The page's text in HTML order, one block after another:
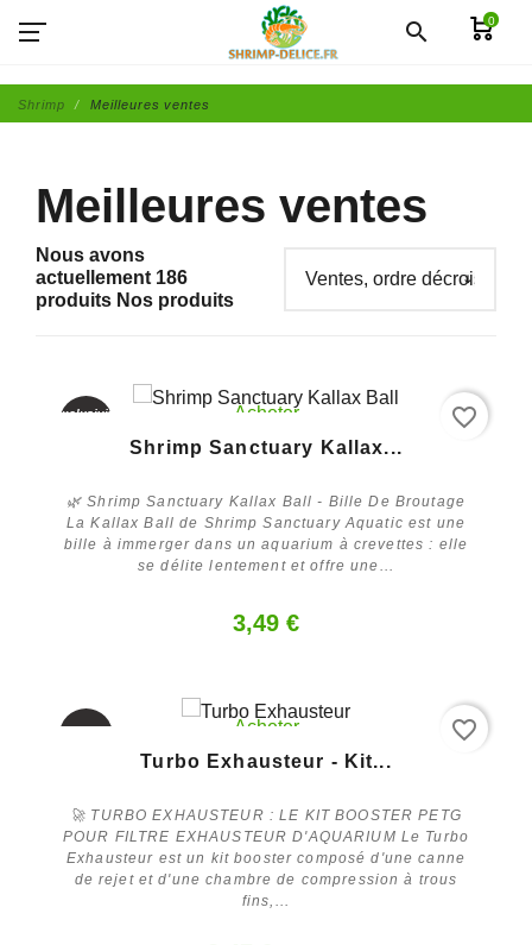
search 0
Shrimp Meilleures ventes
Meilleures ventes
Nous avons
actuellement 186
produits Nos produits
Acheter
Exclusivité
Shrimp Sanctuary Kallax...
🌿 Shrimp Sanctuary Kallax Ball - Bille De Broutage
La Kallax Ball de Shrimp Sanctuary Aquatic est une
bille à immerger dans un aquarium à crevettes : elle
se délite lentement et offre une...
3,49 €
favorite_border
Acheter
Turbo Exhausteur - Kit...
🚀 TURBO EXHAUSTEUR : LE KIT BOOSTER PETG
POUR FILTRE EXHAUSTEUR D'AQUARIUM Le Turbo
Exhausteur est un kit booster composé d'une canne
de rejet et d'une chambre de compression à trous
fins,...
favorite_border